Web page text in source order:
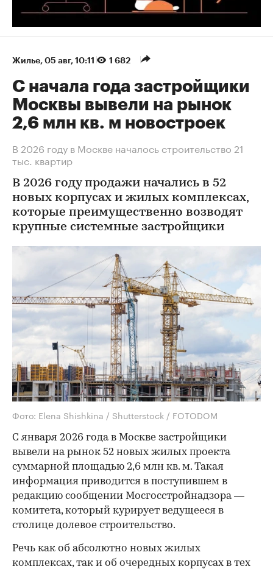
Жилье⁠, 05 авг, 10:11 1 682
С начала года застройщики
Москвы вывели на рынок
2,6 млн кв. м новостроек
В 2026 году в Москве началось строительство 21
тыс. квартир
В 2026 году продажи начались в 52
новых корпусах и жилых комплексах,
которые преимущественно возводят
крупные системные застройщики
Фото: Elena Shishkina / Shutterstock / FOTODOM
С января 2026 года в Москве застройщики
вывели на рынок 52 новых жилых проекта
суммарной площадью 2,6 млн кв. м. Такая
информация приводится в поступившем в
редакцию сообщении Мосгосстройнадзора —
комитета, который курирует ведущееся в
столице долевое строительство.
Речь как об абсолютно новых жилых
комплексах, так и об очередных корпусах в тех